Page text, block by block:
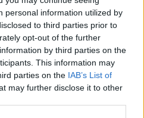
personal information utilized by
to third parties prior to
opt-out of the further
by third parties on the
This information may
parties on the IAB’s List of
may further disclose it to other
μέσα στο μείγμα μια ποσότητα
για την απόλυτη προστασία
λάμψη του
μαζί με το οξυζενέ)